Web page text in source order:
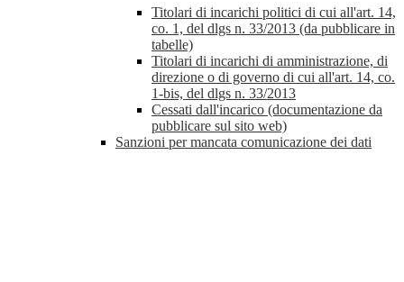
Titolari di incarichi politici di cui all'art. 14,
co. 1, del dlgs n. 33/2013 (da pubblicare in
tabelle)
Titolari di incarichi di amministrazione, di
direzione o di governo di cui all'art. 14, co.
1-bis, del dlgs n. 33/2013
Cessati dall'incarico (documentazione da
pubblicare sul sito web)
Sanzioni per mancata comunicazione dei dati